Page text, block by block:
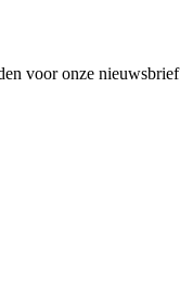
voor onze nieuwsbrief